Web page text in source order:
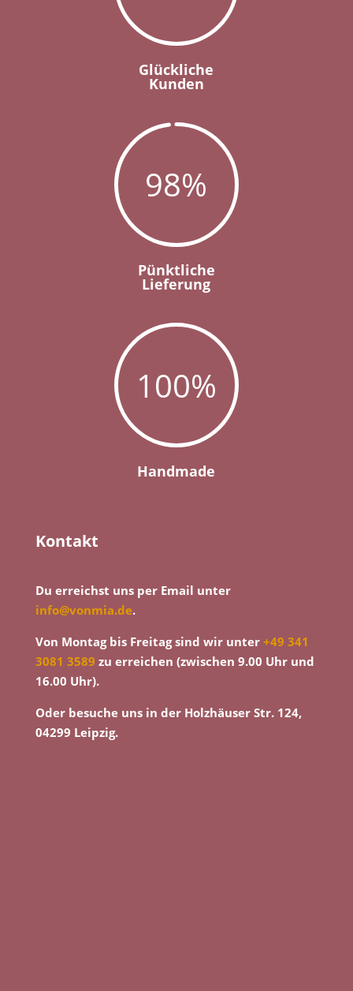
Glückliche
Kunden
98%
Pünktliche
Lieferung
100%
Handmade
Kontakt
Du erreichst uns per Email unter
info@vonmia.de.
Von Montag bis Freitag sind wir unter +49 341
3081 3589 zu erreichen (zwischen 9.00 Uhr und
16.00 Uhr).
Oder besuche uns in der Holzhäuser Str. 124,
04299 Leipzig.